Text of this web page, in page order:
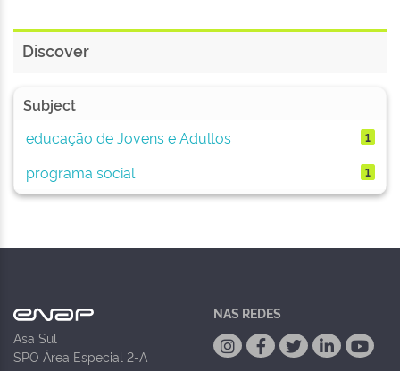
Discover
Subject
educação de Jovens e Adultos
1
programa social 1
Asa Sul
SPO Área Especial 2-A
NAS REDES